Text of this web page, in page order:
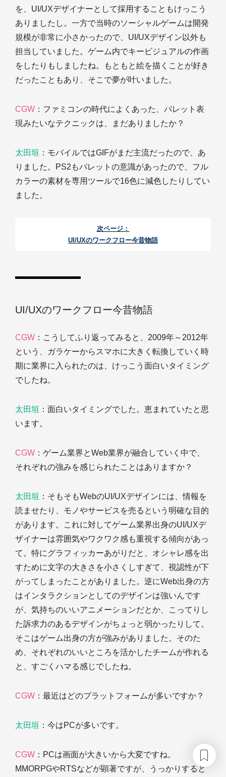
を、UI/UXデザイナーとして採用することもけっこう
ありましたし。一方で当時のソーシャルゲームは開発
規模が非常に小さかったので、UI/UXデザイン以外も
担当していました。ゲーム内でキービジュアルの作画
をしたりもしましたね。もともと絵を描くことが好き
だったこともあり、そこで夢が叶いました。
CGW ：ファミコンの時代によくあった、パレット表
現みたいなテクニックは、まだありましたか？
太田垣 ：モバイルではGIFがまだ主流だったので、あ
りました。PS2もパレットの意識があったので、フル
カラーの素材を専用ツールで16色に減色したりしてい
ました。
次ページ：
UI/UXのワークフロー今昔物語
UI/UXのワークフロー今昔物語
CGW ：こうしてふり返ってみると、2009年～2012年
という、ガラケーからスマホに大きく転換していく時
期に業界に入られたのは、けっこう面白いタイミング
でしたね。
太田垣 ：面白いタイミングでした。恵まれていたと思
います。
CGW ：ゲーム業界とWeb業界が融合していく中で、
それぞれの強みを感じられたことはありますか？
太田垣 ：そもそもWebのUI/UXデザインには、情報を
読ませたり、モノやサービスを売るという明確な目的
があります。これに対してゲーム業界出身のUI/UXデ
ザイナーは雰囲気やワクワク感も重視する傾向があっ
て。特にグラフィッカーあがりだと、オシャレ感を出
すために文字の大きさを小さくしすぎて、視認性が下
がってしまったことがありました。逆にWeb出身の方
はインタラクションとしてのデザインは強いんです
が、気持ちのいいアニメーションだとか、こってりし
た訴求力のあるデザインがちょっと弱かったりして。
そこはゲーム出身の方が強みがありました。そのた
め、それぞれのいいところを活かしたチームが作れる
と、すごくハマる感じでしたね。
CGW ：最近はどのプラットフォームが多いですか？
太田垣 ：今はPCが多いです。
CGW ：PCは画面が大きいから大変ですね。
MMORPGやRTSなどが顕著ですが、うっかりすると